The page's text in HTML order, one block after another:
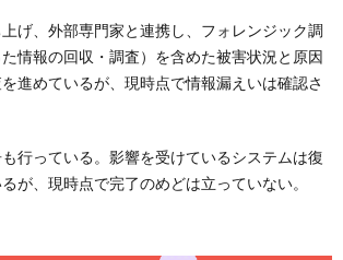
げ、外部専門家と連携し、フォレンジック調
情報の回収・調査）を含めた被害状況と原因
進めているが、現時点で情報漏えいは確認さ
行っている。影響を受けているシステムは復
が、現時点で完了のめどは立っていない。